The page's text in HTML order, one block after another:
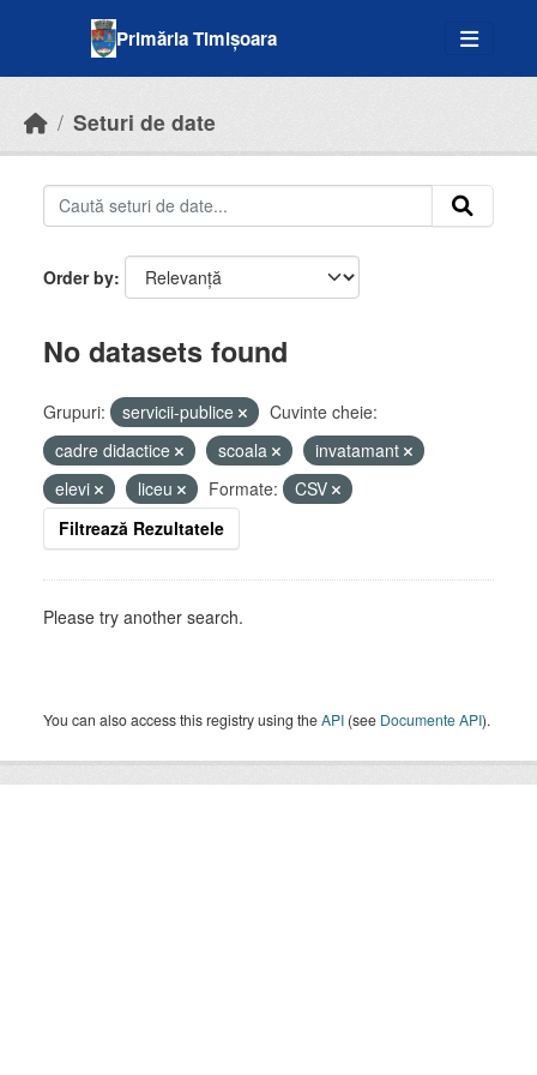
Primăria Timișoara
Seturi de date
Order by
No datasets found
Grupuri: servicii-publice
Cuvinte cheie:
cadre didactice
scoala
invatamant
elevi
liceu Formate:
CSV
Filtrează Rezultatele
Please try another search.
You can also access this registry using theAPI (see Documente API).